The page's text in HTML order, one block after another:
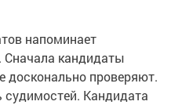
напоминает
Сначала кандидаты
досконально проверяют.
Кандидата